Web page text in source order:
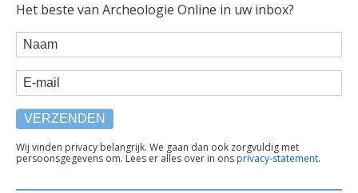
Het beste van Archeologie Online in uw inbox?
WEBFORM
Naam
E-mail
TEKST
ONDER
Wij vinden privacy belangrijk. We gaan dan ook zorgvuldig met
persoonsgegevens om. Lees er alles over in onsprivacy-statement.